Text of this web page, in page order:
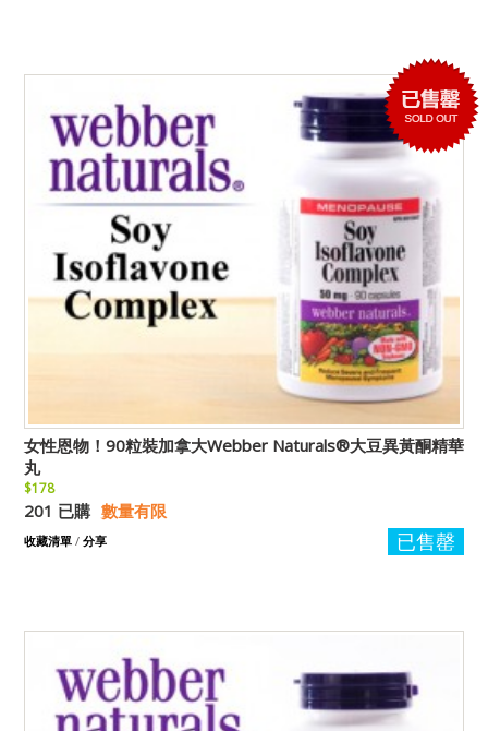
女性恩物！90粒裝加拿大Webber Naturals®大豆異黃酮精華
丸
$178
201 已購 數量有限
已售罄
收藏清單 / 分享